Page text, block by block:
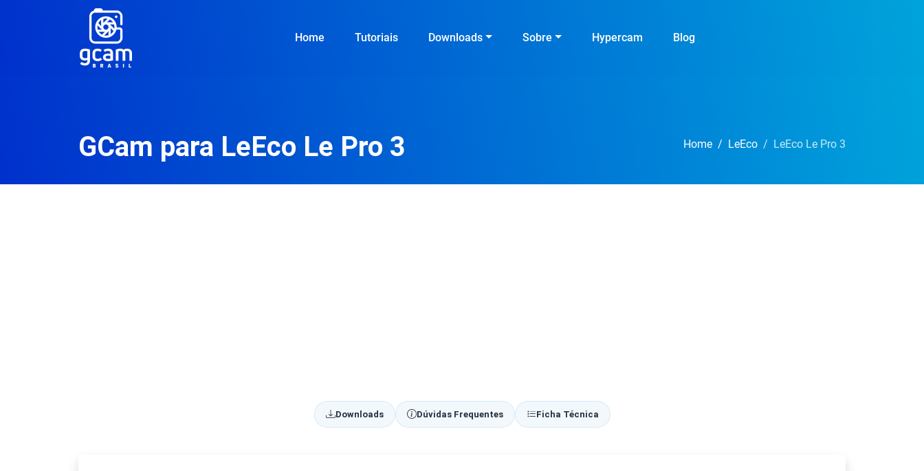
Home Tutoriais Downloads Sobre Hypercam Blog
GCam para LeEco Le Pro 3 Home LeEco LeEco Le Pro 3
Downloads Dúvidas Frequentes Ficha Técnica